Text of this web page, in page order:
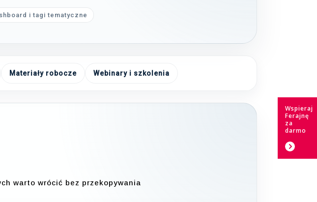
i tagi tematyczne
Materiały robocze Webinary i szkolenia
warto wrócić bez przekopywania
Wspieraj
Ferajnę
za
darmo